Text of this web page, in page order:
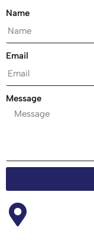
Name
Email
Message